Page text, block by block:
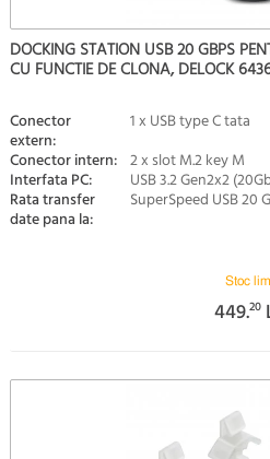
DOCKING STATION USB 20 GBPS
CU FUNCTIE DE CLONA, DELOCK
Conector
extern:
1 x USB type C tata
Conector intern: 2 x slot M.2 key M
Interfata PC: USB 3.2 Gen2x2
Rata transfer
date pana la:
SuperSpeed USB 20
Stoc
449.20